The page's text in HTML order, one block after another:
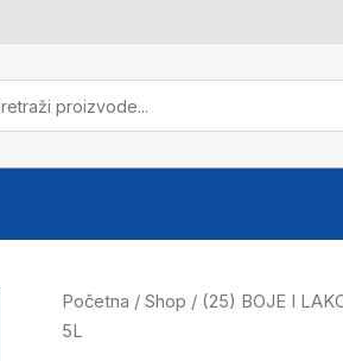
Početna / Shop / (25) BOJE I
5L
Lazura
Chromolux